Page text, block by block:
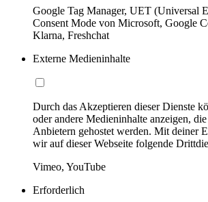
Google Tag Manager, UET (Universal
Consent Mode von Microsoft, Google
Klarna, Freshchat
Externe Medieninhalte
Durch das Akzeptieren dieser Dienste
oder andere Medieninhalte anzeigen,
Anbietern gehostet werden. Mit deiner
wir auf dieser Webseite folgende
Vimeo, YouTube
Erforderlich